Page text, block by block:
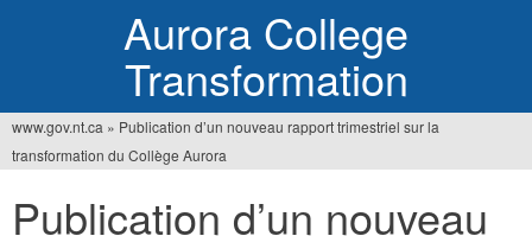
Aurora College
Transformation
You
are
www.gov.nt.ca » Publication d’un nouveau rapport trimestriel sur la
transformation du Collège Aurora
Publication d’un nouveau